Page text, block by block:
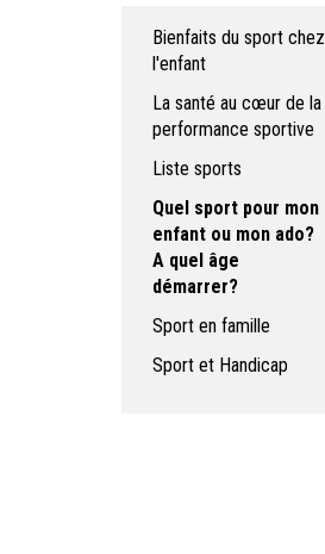
Bienfaits du sport chez
l'enfant
La santé au cœur de la
performance sportive
Liste sports
Quel sport pour mon
enfant ou mon ado?
A quel âge
démarrer?
Sport en famille
Sport et Handicap